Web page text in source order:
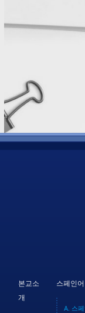
본교소
개
스페인
A. 스